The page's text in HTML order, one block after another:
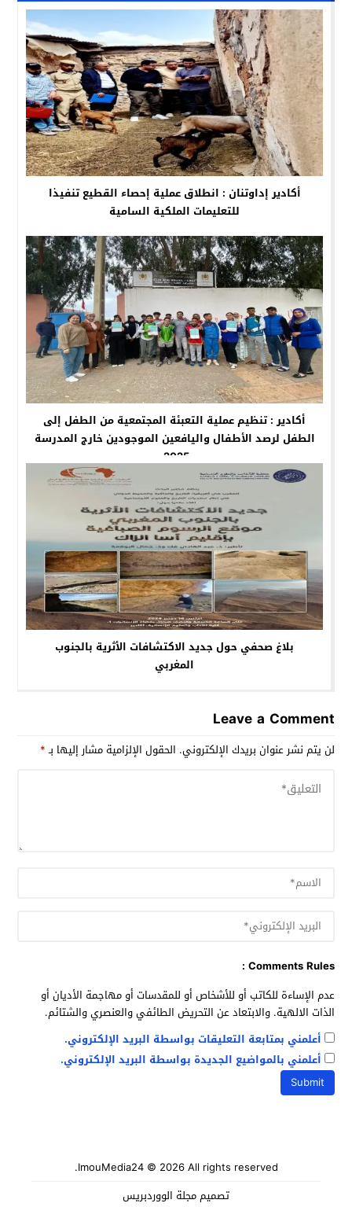
أكادير إداوتنان : انطلاق عملية إحصاء القطيع تنفيذا
للتعليمات الملكية السامية
أكادير : تنظيم عملية التعبئة المجتمعية من الطفل إلى
الطفل لرصد الأطفال واليافعين الموجودين خارج المدرسة
2025.
بلاغ صحفي حول جديد الاكتشافات الأثرية بالجنوب
المغربي
Leave a Comment
لن يتم نشر عنوان بريدك الإلكتروني. الحقول الإلزامية مشار إليها بـ*
Comments Rules :
عدم الإساءة للكاتب أو للأشخاص أو للمقدسات أو مهاجمة الأديان أو
الذات الالهية. والابتعاد عن التحريض الطائفي والعنصري والشتائم.
أعلمني بمتابعة التعليقات بواسطة البريد الإلكتروني.
أعلمني بالمواضيع الجديدة بواسطة البريد الإلكتروني.
ImouMedia24© 2026 All rights reserved.
تصميممجلة الووردبريس